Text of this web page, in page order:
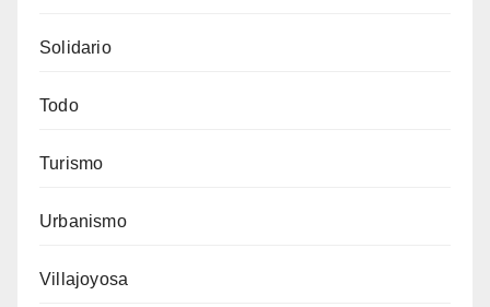
Solidario
Todo
Turismo
Urbanismo
Villajoyosa